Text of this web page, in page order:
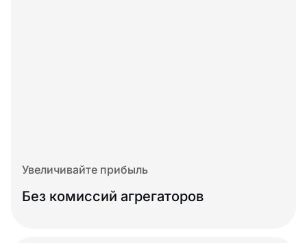
Увеличивайте прибыль
Без комиссий агрегаторов